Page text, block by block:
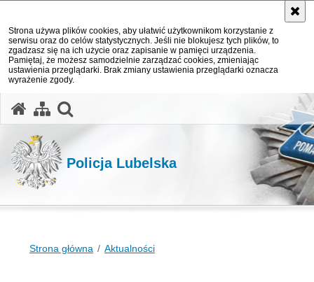
Strona używa plików cookies, aby ułatwić użytkownikom korzystanie z
serwisu oraz do celów statystycznych. Jeśli nie blokujesz tych plików, to
zgadzasz się na ich użycie oraz zapisanie w pamięci urządzenia.
Pamiętaj, że możesz samodzielnie zarządzać cookies, zmieniając
ustawienia przeglądarki. Brak zmiany ustawienia przeglądarki oznacza
wyrażenie zgody.
Policja Lubelska
Strona główna Aktualności